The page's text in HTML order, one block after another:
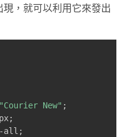
，就可以利用它來發出
"Courier New" ;
;
all ;